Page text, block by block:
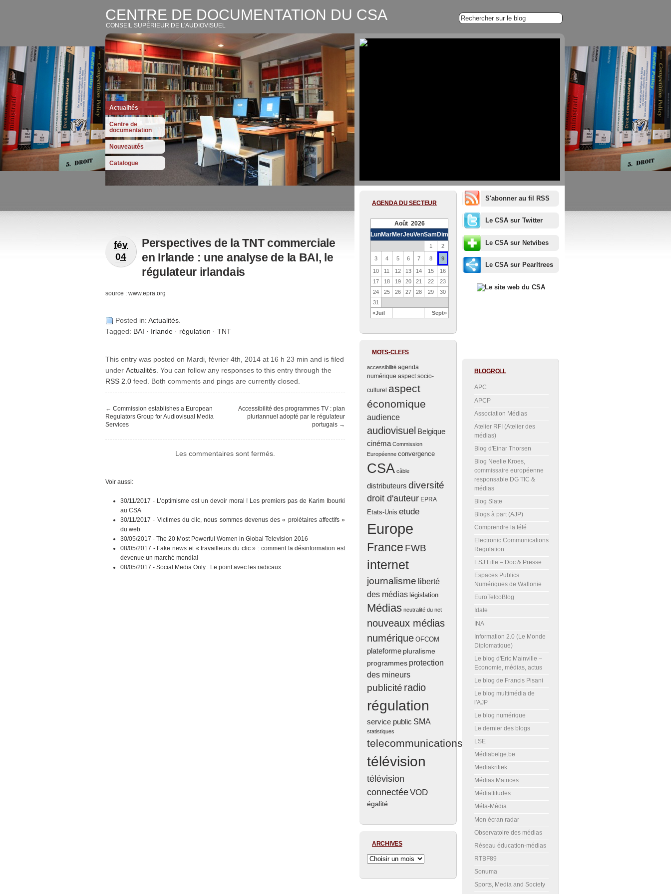
CENTRE DE DOCUMENTATION DU CSA
CONSEIL SUPÉRIEUR DE L'AUDIOVISUEL
Actualités
Centre de
documentation
Nouveautés
Catalogue
fév
04
Perspectives de la TNT commerciale
en Irlande : une analyse de la BAI, le
régulateur irlandais
source : www.epra.org
Posted in: Actualités
Tagged: BAI · Irlande · régulation · TNT
This entry was posted on Mardi, février 4th, 2014 at 16 h 23 min and is filed
under Actualités . You can follow any responses to this entry through the
RSS 2.0 feed. Both comments and pings are currently closed.
← Commission establishes a European
Regulators Group for Audiovisual Media
Services
Accessibilité des programmes TV : plan
pluriannuel adopté par le régulateur
portugais →
Les commentaires sont fermés.
Voir aussi:
30/11/2017 - L’optimisme est un devoir moral ! Les premiers pas de Karim Ibourki
au CSA
30/11/2017 - Victimes du clic, nous sommes devenus des « prolétaires affectifs »
du web
30/05/2017 - The 20 Most Powerful Women in Global Television 2016
08/05/2017 - Fake news et « travailleurs du clic » : comment la désinformation est
devenue un marché mondial
08/05/2017 - Social Media Only : Le point avec les radicaux
AGENDA DU SECTEUR
Août 2026
LunMarMerJeuVenSam Dim
«Juil Sept»
1 2
3 4 5 6 7 8 9
10 11 12 13 14 15
16
17
18 19 20 21 22
23
24
25 26 27 28 29
30
31
MOTS-CLEFS
accessibilité agenda
numérique aspect socio-
culturel aspect
économique
audience
audiovisuel Belgique
cinéma Commission
Européenne convergence
CSA câble
distributeurs diversité
droit d'auteur EPRA
Etats-Unis etude
Europe
France FWB
internet
journalisme liberté
des médias législation
Médias neutralité du net
nouveaux médias
numérique OFCOM
plateforme pluralisme
programmes protection
des mineurs
publicité radio
régulation
service public SMA
statistiques
telecommunications
télévision
télévision
connectéeVOD
égalité
ARCHIVES
S'abonner au fil RSS
Le CSA sur Twitter
Le CSA sur Netvibes
Le CSA sur Pearltrees
BLOGROLL
APC
APCP
Association Médias
Atelier RFI (Atelier des
médias)
Blog d'Einar Thorsen
Blog Neelie Kroes,
commissaire européenne
responsable DG TIC &
médias
Blog Slate
Blogs à part (AJP)
Comprendre la télé
Electronic Communications
Regulation
ESJ Lille – Doc & Presse
Espaces Publics
Numériques de Wallonie
EuroTelcoBlog
Idate
INA
Information 2.0 (Le Monde
Diplomatique)
Le blog d'Eric Mainville –
Economie, médias, actus
Le blog de Francis Pisani
Le blog multimédia de
l'AJP
Le blog numérique
Le dernier des blogs
LSE
Médiabelge.be
Mediakritiek
Médias Matrices
Médiattitudes
Méta-Média
Mon écran radar
Observatoire des médias
Réseau éducation-médias
RTBF89
Sonuma
Sports, Media and Society